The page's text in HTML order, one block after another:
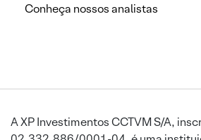
Conheça nossos analistas
A XP Investimentos CCTVM S/A,